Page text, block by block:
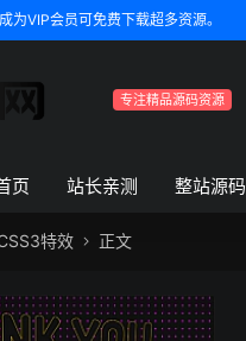
为VIP会员可免费下载超多资源。
专注精品源码资源
页 站长亲测 整站源码
特效 正文